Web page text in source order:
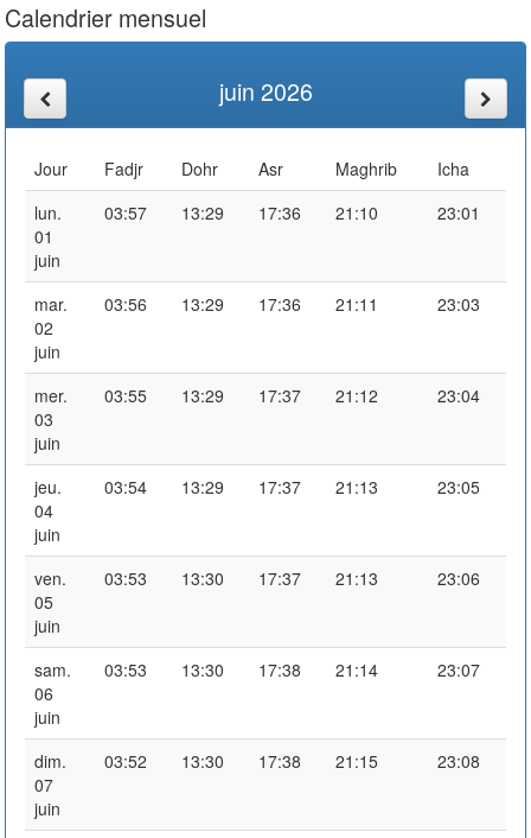
Calendrier mensuel
juin 2026
Jour Fadjr Dohr Asr Maghrib
Icha
lun.
01
juin
03:57 13:29 17:36 21:10 23:01
mar.
02
juin
03:56 13:29 17:36 21:11 23:03
mer.
03
juin
03:55 13:29 17:37 21:12 23:04
jeu.
04
juin
03:54 13:29 17:37 21:13 23:05
ven.
05
juin
03:53 13:30 17:37 21:13 23:06
sam.
06
juin
03:53 13:30 17:38 21:14 23:07
dim.
07
juin
03:52 13:30 17:38 21:15 23:08